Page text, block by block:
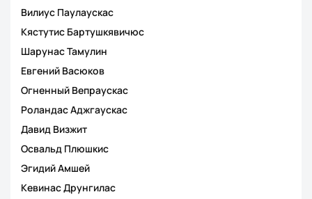
Вилиус Паулаускас
Кястутис Бартушкявичюс
Шарунас Тамулин
Евгений Васюков
Огненный Вепраускас
Роландас Аджгаускас
Давид Визжит
Освальд Плюшкис
Эгидий Амшей
Кевинас Друнгилас